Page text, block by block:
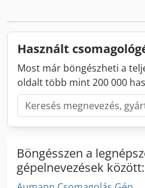
Használt
Most már böngészheti a
oldalt több mint 200 000
Böngésszen a
gépelnevezések között: